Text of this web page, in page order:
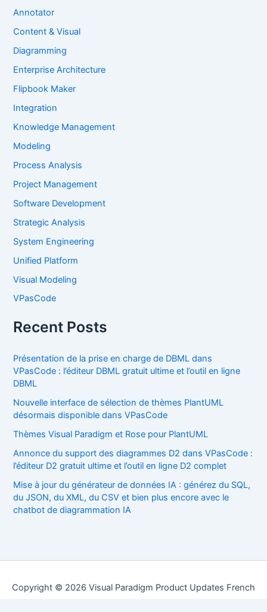
Annotator
Content & Visual
Diagramming
Enterprise Architecture
Flipbook Maker
Integration
Knowledge Management
Modeling
Process Analysis
Project Management
Software Development
Strategic Analysis
System Engineering
Unified Platform
Visual Modeling
VPasCode
Recent Posts
Présentation de la prise en charge de DBML dans
VPasCode : l’éditeur DBML gratuit ultime et l’outil en ligne
DBML
Nouvelle interface de sélection de thèmes PlantUML
désormais disponible dans VPasCode
Thèmes Visual Paradigm et Rose pour PlantUML
Annonce du support des diagrammes D2 dans VPasCode :
l’éditeur D2 gratuit ultime et l’outil en ligne D2 complet
Mise à jour du générateur de données IA : générez du SQL,
du JSON, du XML, du CSV et bien plus encore avec le
chatbot de diagrammation IA
Copyright © 2026 Visual Paradigm Product Updates French